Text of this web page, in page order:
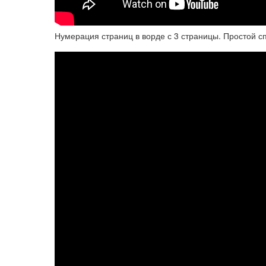
Нумерация страниц в ворде с 3 страницы. Простой